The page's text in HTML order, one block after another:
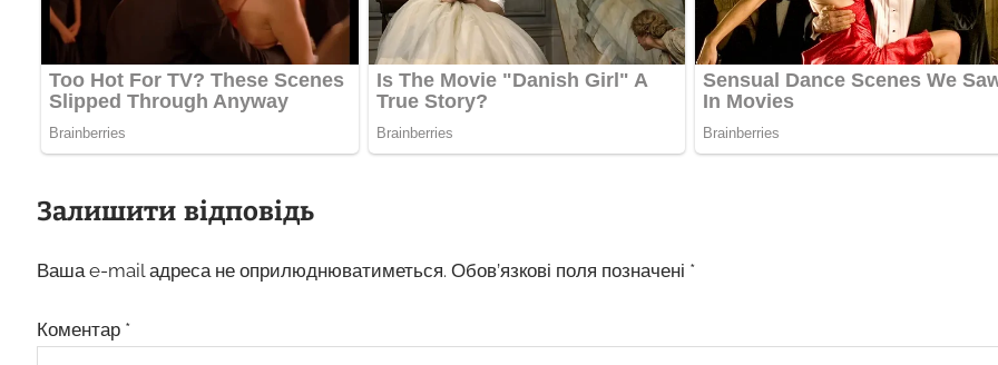
Залишити відповідь
Ваша e-mail адреса не оприлюднюватиметься. Обов’язкові поля позначені *
Коментар *